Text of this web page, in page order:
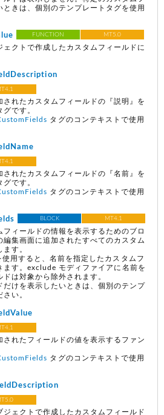
ときは、個別のテンプレートタグを使用
FUNCTION MT5.0
ェクトで作成したカスタムフィールドに
れたカスタムフィールドの『説明』を
です。
タグのコンテキストで使用
れたカスタムフィールドの『名前』を
です。
タグのコンテキストで使用
BLOCK MT4.1
ィールドの情報を表示するためのブロ
編集画面に追加されたすべてのカスタム
す。
用すると、名前を指定したカスタムフ
ます。exclude モディファイアに名前を
は対象から除外されます。
けを表示したいときは、個別のテンプ
い。
れたフィールドの値を表示するファン
タグのコンテキストで使用
ジェクトで作成したカスタムフィールド